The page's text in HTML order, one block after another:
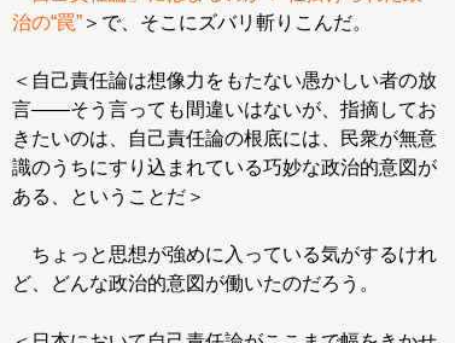
治の“罠” ＞で、そこにズバリ斬りこんだ。
＜自己責任論は想像力をもたない愚かしい者の放
言――そう言っても間違いはないが、指摘してお
きたいのは、自己責任論の根底には、民衆が無意
識のうちにすり込まれている巧妙な政治的意図が
ある、ということだ＞
ちょっと思想が強めに入っている気がするけれ
ど、どんな政治的意図が働いたのだろう。